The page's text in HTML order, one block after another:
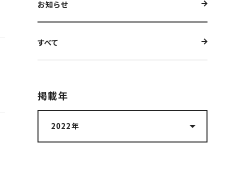
お知らせ
すべて
掲載年​
2022年